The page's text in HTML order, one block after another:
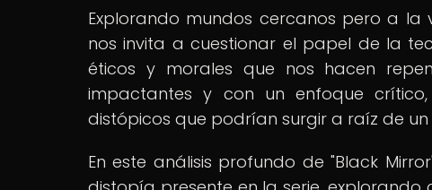
Explorando mundos cercanos pero a la
nos invita a cuestionar el papel de la
éticos y morales que nos hacen
impactantes y con un enfoque
distópicos que podrían surgir a raíz de
En este análisis profundo de "Black